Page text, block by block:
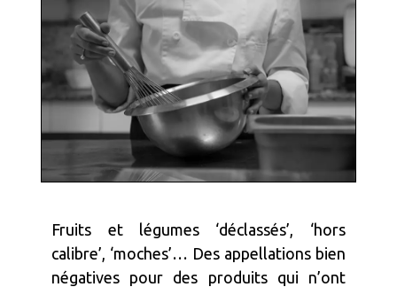
Fruits et légumes ‘déclassés’, ‘hors
calibre’, ‘moches’… Des appellations bien
négatives pour des produits qui n’ont